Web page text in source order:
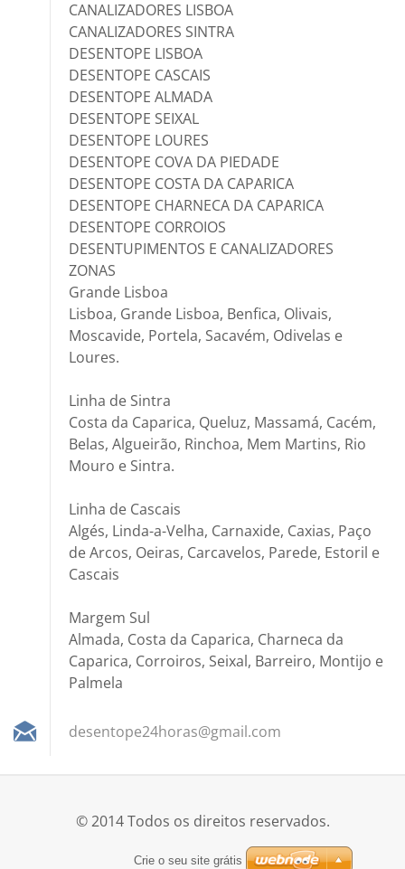
CANALIZADORES LISBOA
CANALIZADORES SINTRA
DESENTOPE LISBOA
DESENTOPE CASCAIS
DESENTOPE ALMADA
DESENTOPE SEIXAL
DESENTOPE LOURES
DESENTOPE COVA DA PIEDADE
DESENTOPE COSTA DA CAPARICA
DESENTOPE CHARNECA DA CAPARICA
DESENTOPE CORROIOS
DESENTUPIMENTOS E CANALIZADORES
ZONAS
Grande Lisboa
Lisboa, Grande Lisboa, Benfica, Olivais,
Moscavide, Portela, Sacavém, Odivelas e
Loures.
Linha de Sintra
Costa da Caparica, Queluz, Massamá, Cacém,
Belas, Algueirão, Rinchoa, Mem Martins, Rio
Mouro e Sintra.
Linha de Cascais
Algés, Linda-a-Velha, Carnaxide, Caxias, Paço
de Arcos, Oeiras, Carcavelos, Parede, Estoril e
Cascais
Margem Sul
Almada, Costa da Caparica, Charneca da
Caparica, Corroiros, Seixal, Barreiro, Montijo e
Palmela
desentope24horas@gmail.com
© 2014 Todos os direitos reservados.
Crie o seu site grátis